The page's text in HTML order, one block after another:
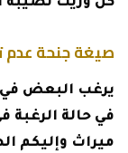
كل وريث نصيبه
صيغة جنحة عدم
يرغب البعض
في حالة
ميراث وإليكم